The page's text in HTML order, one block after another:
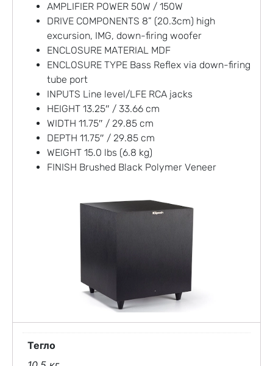
AMPLIFIER POWER 50W / 150W
DRIVE COMPONENTS 8” (20.3cm) high
excursion, IMG, down-firing woofer
ENCLOSURE MATERIAL MDF
ENCLOSURE TYPE Bass Reflex via down-firing
tube port
INPUTS Line level/LFE RCA jacks
HEIGHT 13.25″ / 33.66 cm
WIDTH 11.75″ / 29.85 cm
DEPTH 11.75″ / 29.85 cm
WEIGHT 15.0 lbs (6.8 kg)
FINISH Brushed Black Polymer Veneer
Тегло